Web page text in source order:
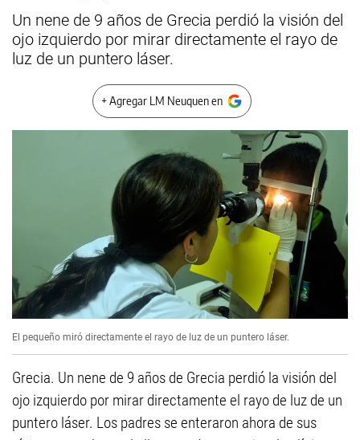
Un nene de 9 años de Grecia perdió la visión del
ojo izquierdo por mirar directamente el rayo de
luz de un puntero láser.
+ Agregar LM Neuquen en
El pequeño miró directamente el rayo de luz de un puntero láser.
Grecia. Un nene de 9 años de Grecia perdió la visión del
ojo izquierdo por mirar directamente el rayo de luz de un
puntero láser. Los padres se enteraron ahora de sus